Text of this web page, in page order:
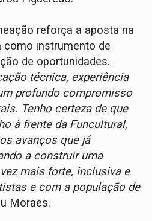
reforça a aposta na
como instrumento de
de oportunidades.
técnica, experiência
profundo compromisso
Tenho certeza de que
à frente da Funcultural,
avanços que já
a construir uma
mais forte, inclusiva e
e com a população de
Moraes.